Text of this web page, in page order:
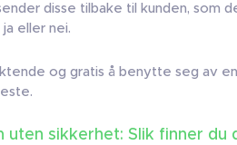
disse tilbake til kunden, som
eller nei.
og gratis å benytte seg av en
uten sikkerhet: Slik finner du